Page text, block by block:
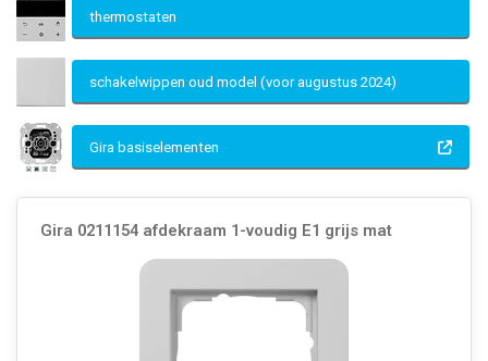
thermostaten
schakelwippen oud model (voor augustus 2024)
Gira basiselementen
Gira 0211154 afdekraam 1-voudig E1 grijs mat